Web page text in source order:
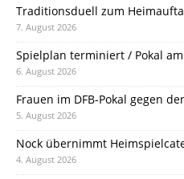
Traditionsduell zum
7. August 2026
Spielplan terminiert / Pokal am
6. August 2026
Frauen im DFB-Pokal gegen
5. August 2026
Nock übernimmt
4. August 2026